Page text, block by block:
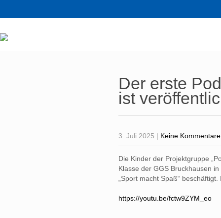
Der erste
ist
3. Juli 2025 | Keine Kommentare
Die Kinder der Projektgruppe
Klasse der GGS Bruckhausen
„Sport macht Spaß“
https://youtu.be/fctw9ZYM_eo